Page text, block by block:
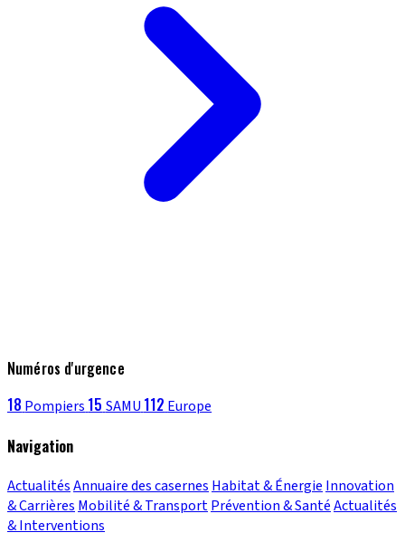
Numéros d'urgence
18 Pompiers 15 SAMU 112 Europe
Navigation
ActualitésAnnuaire des casernes Habitat & Énergie Innovation
& Carrières Mobilité & TransportPrévention & SantéActualités
& Interventions